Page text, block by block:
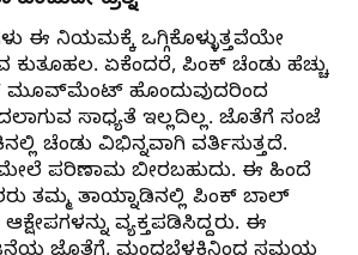
ಈ ನಿಯಮಕ್ಕೆ ಒಗ್ಗಿಕೊಳ್ಳುತ್ತವೆಯೇ
ಕುತೂಹಲ. ಏಕೆಂದರೆ, ಪಿಂಕ್ ಚೆಂಡು ಹೆಚ್ಚು
ಮೂವ್‌ಮೆಂಟ್ ಹೊಂದುವುದರಿಂದ
ಸಾಧ್ಯತೆ ಇಲ್ಲದಿಲ್ಲ. ಜೊತೆಗೆ ಸಂಜೆ
ಚೆಂಡು ವಿಭಿನ್ನವಾಗಿ ವರ್ತಿಸುತ್ತದೆ.
ಪರಿಣಾಮ ಬೀರಬಹುದು. ಈ ಹಿಂದೆ
ತಮ್ಮ ತಾಯ್ನಾಡಿನಲ್ಲಿ ಪಿಂಕ್ ಬಾಲ್
ವ್ಯಕ್ತಪಡಿಸಿದ್ದರು. ಈ